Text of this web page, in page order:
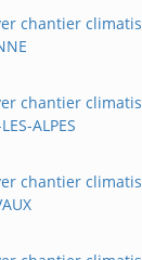
chantier
chantier
ALPES
chantier